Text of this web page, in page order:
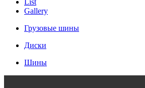
List
Gallery
Грузовые шины
Диски
Шины